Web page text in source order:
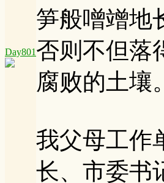
Day801
笋般噌竲地
否则不但落
腐败的土壤。
我父母工作
长、市委书